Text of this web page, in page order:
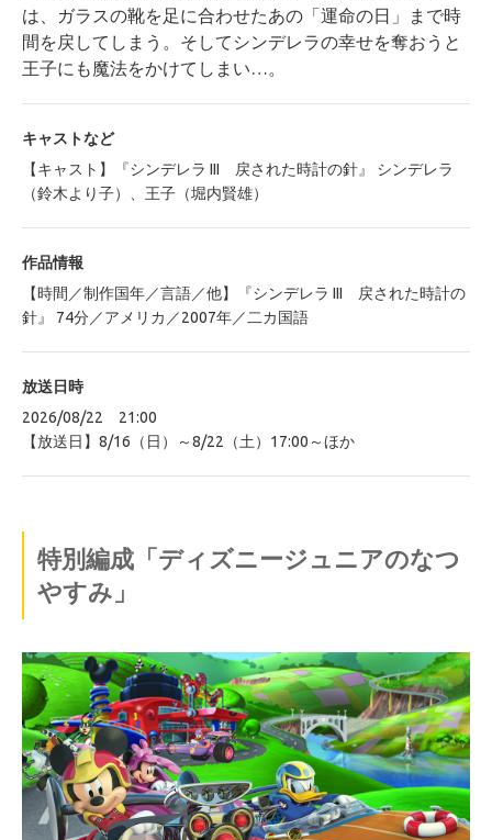
は、ガラスの靴を足に合わせたあの「運命の日」まで時
間を戻してしまう。そしてシンデレラの幸せを奪おうと
王子にも魔法をかけてしまい…。
キャストなど
【キャスト】『シンデレラ III 戻された時計の針』 シンデレラ
（鈴木より子）、王子（堀内賢雄）
作品情報
【時間／制作国年／言語／他】『シンデレラ III 戻された時計の
針』 74分／アメリカ／2007年／二カ国語
放送日時
2026/08/22 21:00
【放送日】8/16（日）～8/22（土）17:00～ほか
特別編成「ディズニージュニアのなつ
やすみ」